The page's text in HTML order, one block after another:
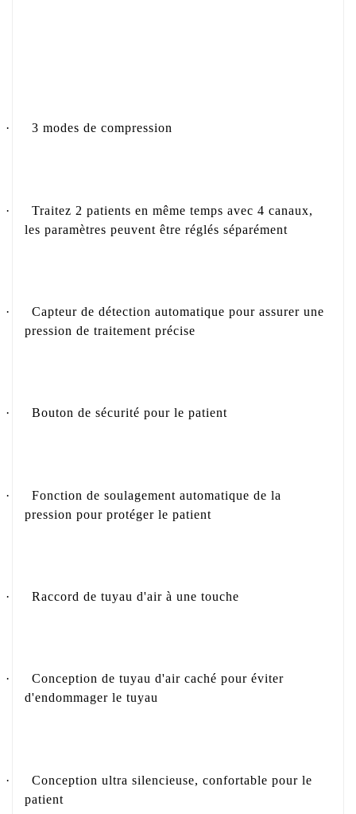
· 3 modes de compression
·
Traitez 2 patients en même temps avec 4 canaux,
les paramètres peuvent être réglés séparément
·
Capteur de détection automatique pour assurer une
pression de traitement précise
· Bouton de sécurité pour le patient
·
Fonction de soulagement automatique de la
pression pour protéger le patient
· Raccord de tuyau d'air à une touche
·
Conception de tuyau d'air caché pour éviter
d'endommager le tuyau
·
Conception ultra silencieuse, confortable pour le
patient